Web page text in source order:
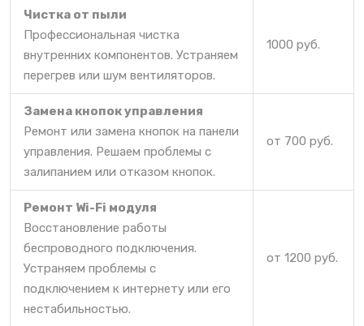
Чистка от пыли
Профессиональная чистка
внутренних компонентов. Устраняем
перегрев или шум вентиляторов.
1000 руб.
Замена кнопок управления
Ремонт или замена кнопок на панели
управления. Решаем проблемы с
залипанием или отказом кнопок.
от 700 руб.
Ремонт Wi-Fi модуля
Восстановление работы
беспроводного подключения.
Устраняем проблемы с
подключением к интернету или его
нестабильностью.
от 1200 руб.